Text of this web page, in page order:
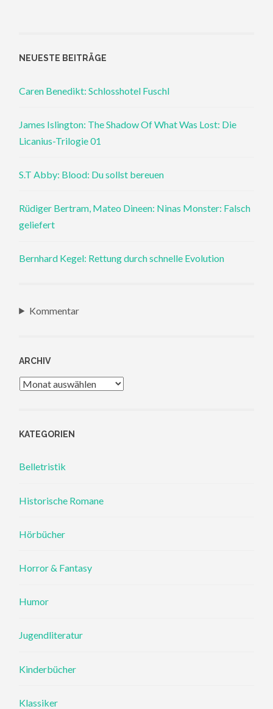
NEUESTE BEITRÄGE
Caren Benedikt: Schlosshotel Fuschl
James Islington: The Shadow Of What Was Lost: Die
Licanius-Trilogie 01
S.T Abby: Blood: Du sollst bereuen
Rüdiger Bertram, Mateo Dineen: Ninas Monster: Falsch
geliefert
Bernhard Kegel: Rettung durch schnelle Evolution
Kommentar
ARCHIV
Archiv
KATEGORIEN
Belletristik
Historische Romane
Hörbücher
Horror & Fantasy
Humor
Jugendliteratur
Kinderbücher
Klassiker